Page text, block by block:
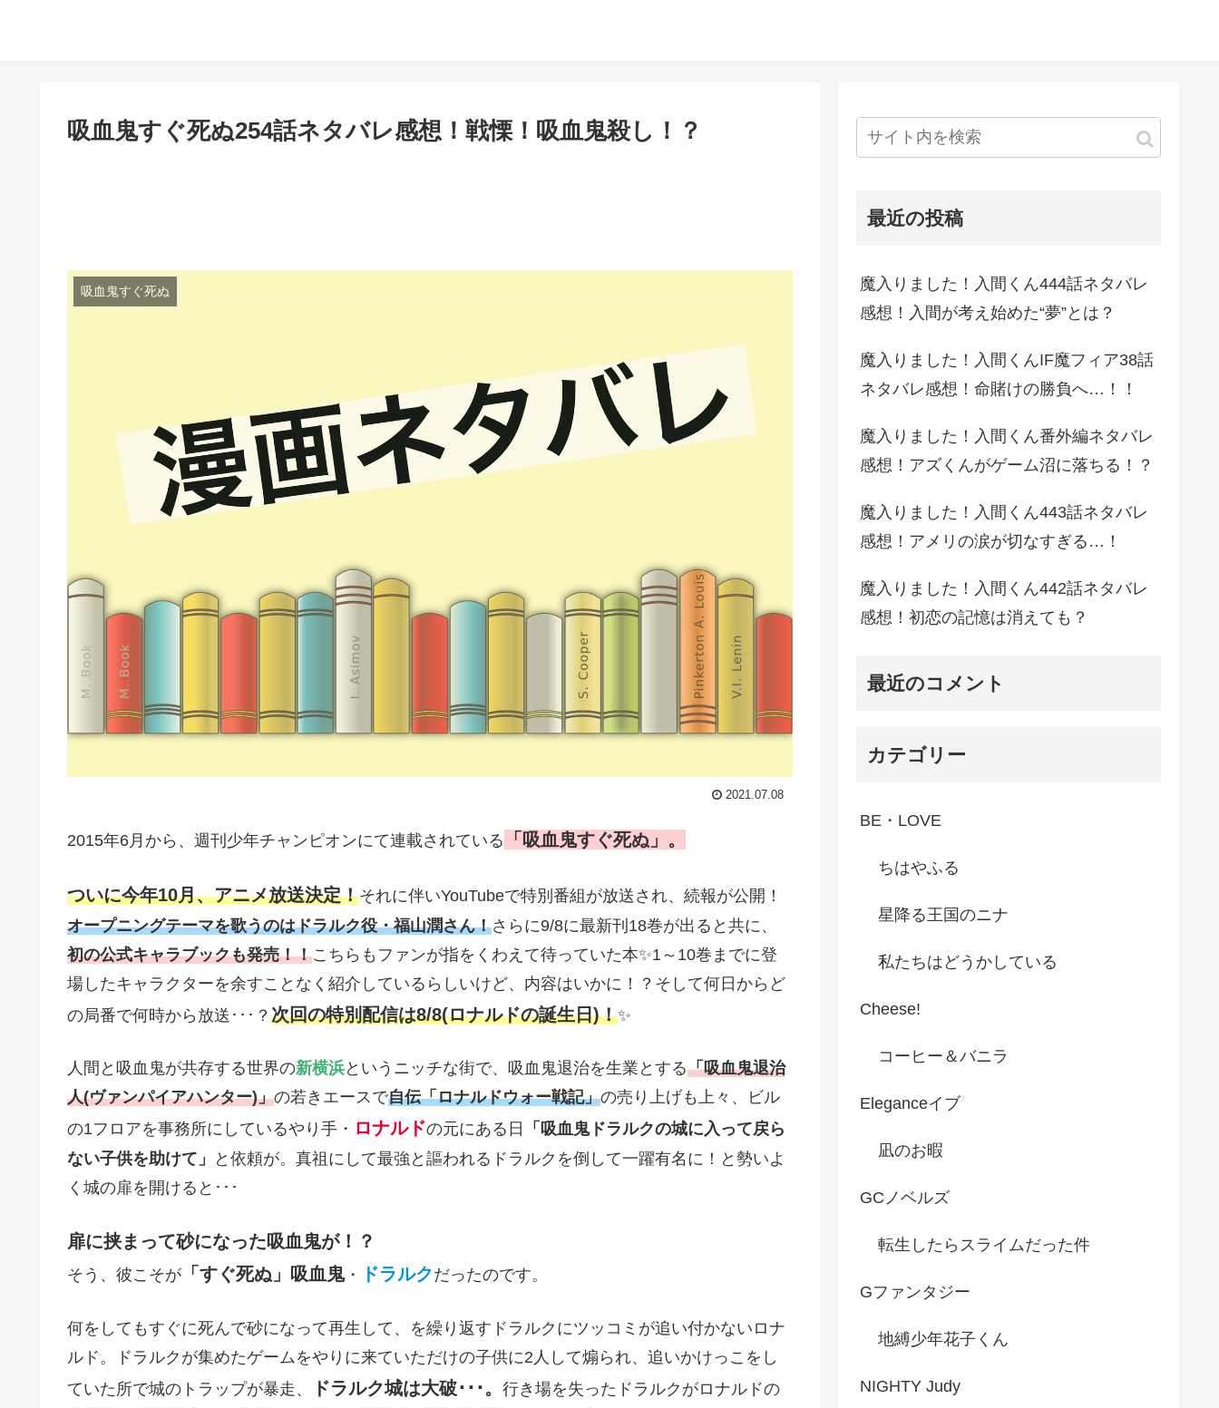
吸血鬼すぐ死ぬ254話ネタバレ感想！戦慄！吸血鬼殺し！？
吸血鬼すぐ死ぬ
2021.07.08
2015年6月から、週刊少年チャンピオンにて連載されている 「吸血鬼すぐ死ぬ」。
ついに今年10月、アニメ放送決定！それに伴いYouTubeで特別番組が放送され、続報が公開！
オープニングテーマを歌うのはドラルク役・福山潤さん！さらに9/8に最新刊18巻が出ると共に、
初の公式キャラブックも発売！！こちらもファンが指をくわえて待っていた本✨1～10巻までに登
場したキャラクターを余すことなく紹介しているらしいけど、内容はいかに！？そして何日からど
の局番で何時から放送･･･？ 次回の特別配信は8/8(ロナルドの誕生日)！✨
人間と吸血鬼が共存する世界の新横浜というニッチな街で、吸血鬼退治を生業とする「吸血鬼退治
人(ヴァンパイアハンター)」の若きエースで自伝「ロナルドウォー戦記」の売り上げも上々、ビル
の1フロアを事務所にしているやり手・ ロナルドの元にある日
「吸血鬼ドラルクの城に入って戻ら
ない子供を助けて」
と依頼が。真祖にして最強と謳われるドラルクを倒して一躍有名に！と勢いよ
く城の扉を開けると･･･
扉に挟まって砂になった吸血鬼が！？
そう、彼こそが 「すぐ死ぬ」吸血鬼・ ドラルクだったのです。
何をしてもすぐに死んで砂になって再生して、を繰り返すドラルクにツッコミが追い付かないロナ
ルド。ドラルクが集めたゲームをやりに来ていただけの子供に2人して煽られ、追いかけっこをし
ていた所で城のトラップが暴走、
ドラルク城は大破･･･。 行き場を失ったドラルクがロナルドの
最近の投稿
魔入りました！入間くん444話ネタバレ
感想！入間が考え始めた“夢”とは？
魔入りました！入間くんIF魔フィア38話
ネタバレ感想！命賭けの勝負へ…！！
魔入りました！入間くん番外編ネタバレ
感想！アズくんがゲーム沼に落ちる！？
魔入りました！入間くん443話ネタバレ
感想！アメリの涙が切なすぎる…！
魔入りました！入間くん442話ネタバレ
感想！初恋の記憶は消えても？
最近のコメント
カテゴリー
BE・LOVE
ちはやふる
星降る王国のニナ
私たちはどうかしている
Cheese!
コーヒー＆バニラ
Eleganceイブ
凪のお暇
GCノベルズ
転生したらスライムだった件
Gファンタジー
地縛少年花子くん
NIGHTY Judy